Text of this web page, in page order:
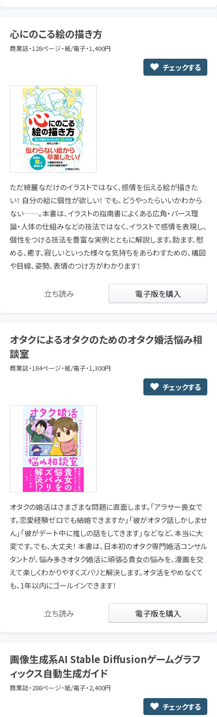
心にのこる絵の描き方
商業誌・128ページ・紙/電子・1,400円
チェックする
ただ綺麗なだけのイラストではなく、感情を伝える絵が描きた
い！ 自分の絵に個性が欲しい！ でも、どうやったらいいかわから
ない……。本書は、イラストの指南書によくある広角・パース理
論・人体の仕組みなどの技法ではなく、イラストで感情を表現し、
個性をつける技法を豊富な実例とともに解説します。励ます、慰
める、癒す、寂しいといった様々な気持ちをあらわすための、構図
や目線、姿勢、表情のつけ方がわかります！
立ち読み 電子版を購入
オタクによるオタクのためのオタク婚活悩み相
談室
商業誌・184ページ・紙/電子・1,300円
チェックする
オタクの婚活はさまざまな問題に直面します。「アラサー喪女で
す。恋愛経験ゼロでも結婚できますか」「彼がオタク話しかしませ
ん」「彼がデート中に推しの話をしてきます」などなど、本当に大
変です。でも、大丈夫！ 本書は、日本初のオタク専門婚活コンサル
タントが、悩み多きオタク婚活に頑張る貴女の悩みを、漫画を交
えて楽しくわかりやすくズバリと解決します。オタ活をやめなくて
も、1年以内にゴールインできます！
立ち読み 電子版を購入
画像生成系AI Stable Diffusionゲームグラフ
ィックス自動生成ガイド
商業誌・288ページ・紙/電子・2,400円
チェックする